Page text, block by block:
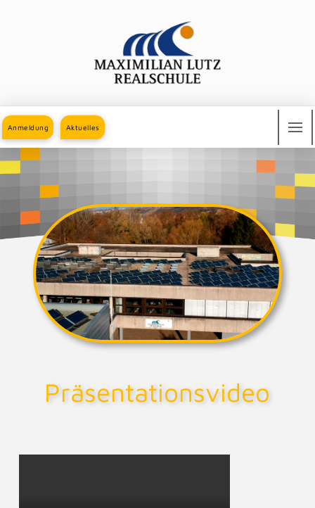
Anmeldung Aktuelles
Präsentationsvideo